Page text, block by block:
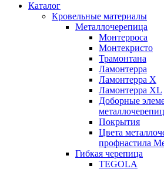
Каталог
Кровельные материалы
Металлочерепица
Монтерроса
Монтекристо
Трамонтана
Ламонтерра
Ламонтерра X
Ламонтерра XL
Доборные
Покрытия
Цвета
профнастила
Гибкая черепица
TEGOLA